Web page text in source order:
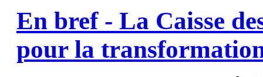
En bref - La Caisse
pour la